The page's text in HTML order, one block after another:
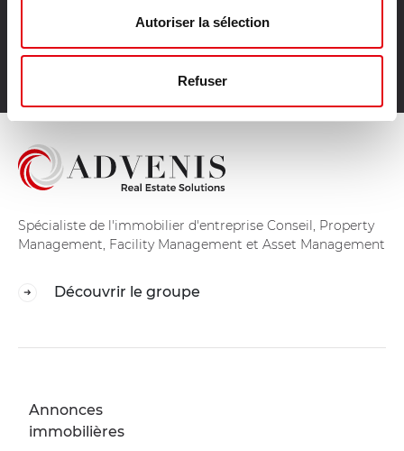
Autoriser la sélection
Refuser
Vente bureaux Ile et Vilaine
Vente bureaux Meurthe et Moselle
Spécialiste de l'immobilier d'entreprise Conseil, Property
Management, Facility Management et Asset Management
Découvrir le groupe
Annonces
immobilières